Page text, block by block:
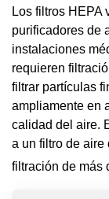
Los filtros HEPA
purificadores de
instalaciones
requieren
filtrar partículas
ampliamente en
calidad del aire.
a un filtro de
filtración de más